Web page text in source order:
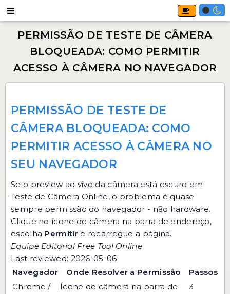
PERMISSÃO DE TESTE DE
CÂMERA BLOQUEADA: COMO
PERMITIR ACESSO À CÂMERA NO
SEU NAVEGADOR
Se o preview ao vivo da câmera está escuro em
Teste de Câmera Online, o problema é quase
sempre permissão do navegador - não hardware.
Clique no ícone de câmera na barra de endereço,
escolha Permitire recarregue a página.
Equipe Editorial Free Tool Online
Last reviewed: 2026-05-06
Navegador
Onde Resolver a Permissão
Passos
Chrome /
Ícone de câmera na barra de
3